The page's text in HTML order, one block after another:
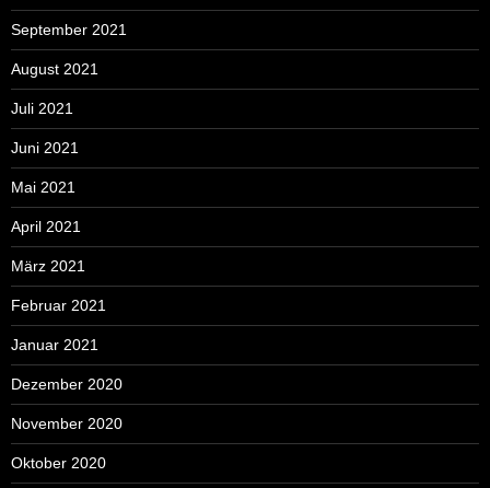
September 2021
August 2021
Juli 2021
Juni 2021
Mai 2021
April 2021
März 2021
Februar 2021
Januar 2021
Dezember 2020
November 2020
Oktober 2020